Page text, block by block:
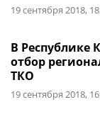
19 сентября 2018,
В Республике
отбор
ТКО
19 сентября 2018,